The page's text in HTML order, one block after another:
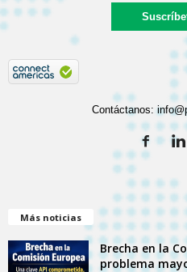
Contáctanos:
Más noticias
Brecha en la
problema